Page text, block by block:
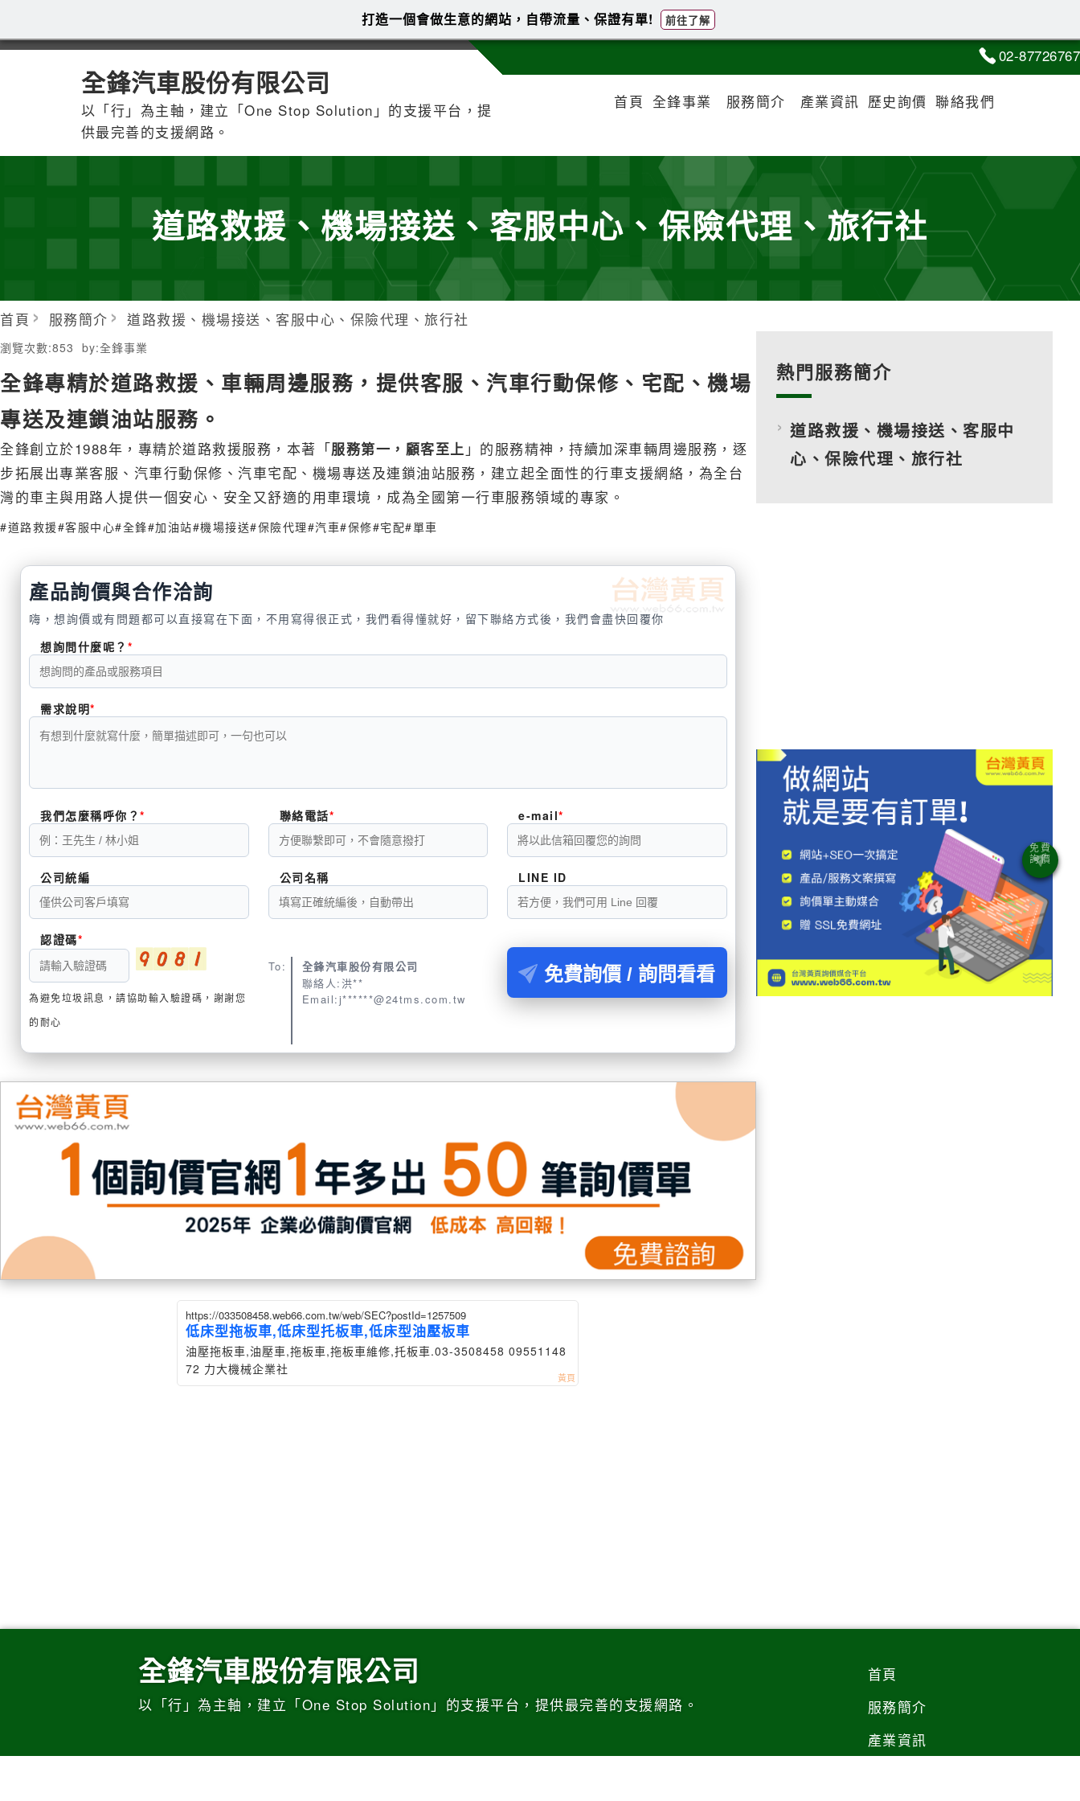
02-87726767
全鋒汽車股份有限公司
以「行」為主軸，建立「One Stop Solution」的支援平台，提
供最完善的支援網路。
首頁 全鋒事業 服務簡介 產業資訊 歷史詢價 聯絡我們
道路救援、機場接送、客服中心、保險代理、旅行社
首頁 服務簡介 道路救援、機場接送、客服中心、保險代理、旅行社
瀏覽次數:853 by:全鋒事業
全鋒專精於道路救援、車輛周邊服務，提供客服、汽車行動保修、宅配、機場
專送及連鎖油站服務。
全鋒創立於1988年，專精於道路救援服務，本著「服務第一，顧客至上 」的服務精神，持續加深車輛周邊服務，逐
步拓展出專業客服、汽車行動保修、汽車宅配、機場專送及連鎖油站服務，建立起全面性的行車支援網絡，為全台
灣的車主與用路人提供一個安心、安全又舒適的用車環境，成為全國第一行車服務領域的專家。
#道路救援#客服中心#全鋒#加油站#機場接送#保險代理#汽車#保修#宅配#單車
產品詢價與合作洽詢
嗨，想詢價或有問題都可以直接寫在下面，不用寫得很正式，我們看得懂就好，留下聯絡方式後，我們會盡快回覆你
想詢問什麼呢？
需求說明
我們怎麼稱呼你？ 聯絡電話 e-mail
公司統編 公司名稱 LINE ID
認證碼
為避免垃圾訊息，請協助輸入驗證碼，謝謝您
的耐心
To:
全鋒汽車股份有限公司
聯絡人:洪**
Email:j******@24tms.com.tw
免費詢價 / 詢問看看
https://033508458.web66.com.tw/web/SEC?postId=1257509
低床型拖板車,低床型托板車,低床型油壓板車
油壓拖板車,油壓車,拖板車,拖板車維修,托板車.03-3508458 09551148
72 力大機械企業社
熱門服務簡介
道路救援、機場接送、客服中
心、保險代理、旅行社
全鋒汽車股份有限公司
以「行」為主軸，建立「One Stop Solution」的支援平台，提供最完善的支援網路。
首頁
服務簡介
產業資訊
打造一個會做生意的網站，自帶流量、保證有單! 前往了解